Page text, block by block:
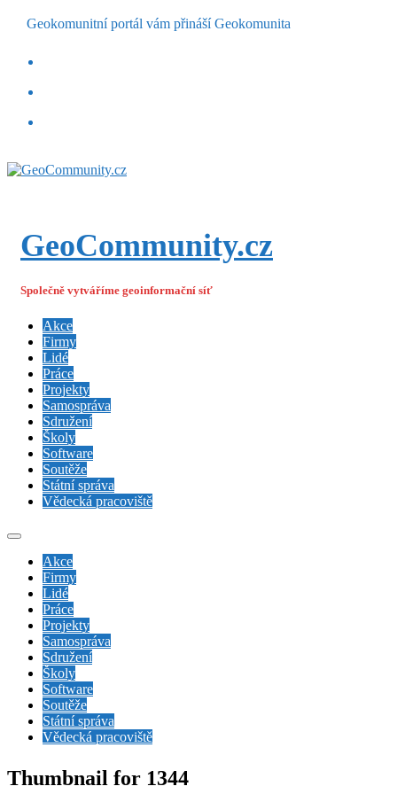
Geokomunitní portál vám přináší Geokomunita
GeoCommunity.cz
Společně vytváříme geoinformační síť
Akce
Firmy
Lidé
Práce
Projekty
Samospráva
Sdružení
Školy
Software
Soutěže
Státní správa
Vědecká pracoviště
Akce
Firmy
Lidé
Práce
Projekty
Samospráva
Sdružení
Školy
Software
Soutěže
Státní správa
Vědecká pracoviště
Thumbnail for 1344